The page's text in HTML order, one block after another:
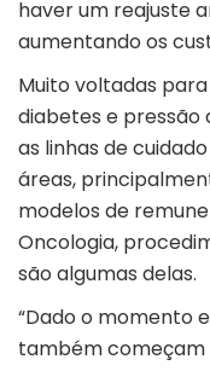
haver um reajuste
aumentando os
Muito voltadas
diabetes e pressão
as linhas de
áreas,
modelos de
Oncologia,
são algumas delas.
“Dado o momento
também começam